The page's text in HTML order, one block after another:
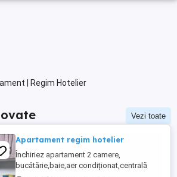
| Regim Hotelier
Vezi toate
Apartament regim hotelier
Închiriez apartament 2 camere,
bucătărie,baie,aer condiționat,centrală